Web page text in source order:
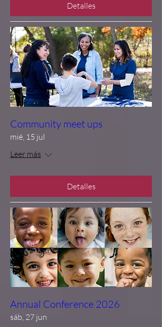
Detalles
Community meet ups
mié, 15 jul
Leer más
Detalles
Annual Conference 2026
sáb, 27 jun